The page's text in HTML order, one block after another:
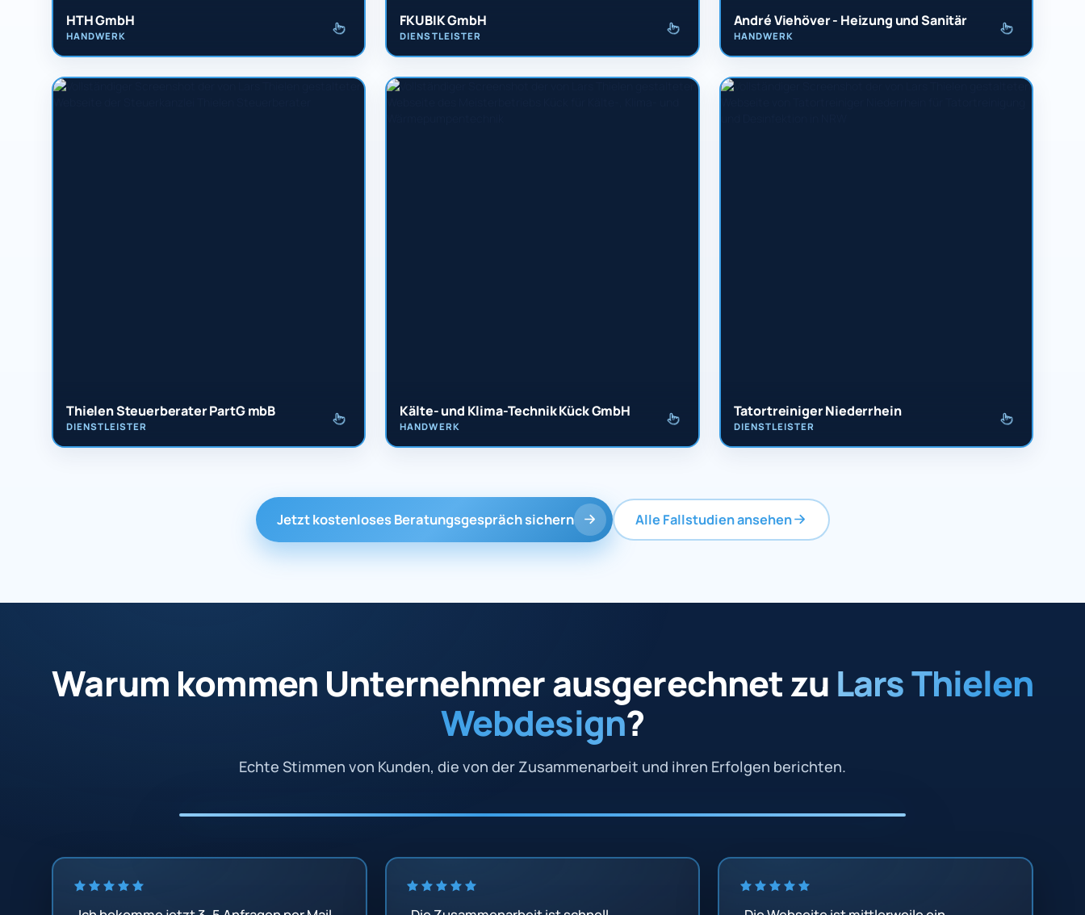
HTH GmbH
HANDWERK
FKUBIK GmbH
DIENSTLEISTER
André Viehöver - Heizung und Sanitär
HANDWERK
Thielen Steuerberater PartG mbB
DIENSTLEISTER
Kälte- und Klima-Technik Kück GmbH
HANDWERK
Tatortreiniger Niederrhein
DIENSTLEISTER
Jetzt kostenloses Beratungsgespräch sichern Alle Fallstudien ansehen
Warum kommen Unternehmer ausgerechnet zu Lars Thielen
Webdesign?
Echte Stimmen von Kunden, die von der Zusammenarbeit und ihren Erfolgen berichten.